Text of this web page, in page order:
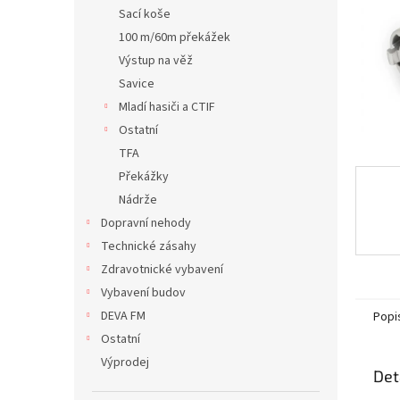
Sací koše
100 m/60m překážek
Výstup na věž
Savice
Mladí hasiči a CTIF
Ostatní
TFA
Překážky
Nádrže
Dopravní nehody
Technické zásahy
Zdravotnické vybavení
Vybavení budov
DEVA FM
Ostatní
Výprodej